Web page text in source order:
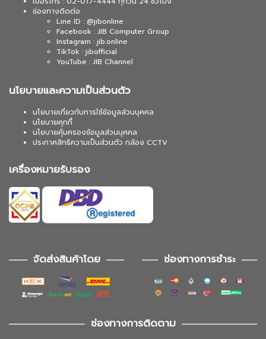
ช่องทางติดต่อ
Line ID : @jibonline
Facebook : JIB Computer Group
Instagram : jib.online
TikTok : jibofficial
YouTube : JIB Channel
นโยบายและความเป็นส่วนตัว
นโยบายเกี่ยวกับการใช้ข้อมูลส่วนบุคคล
นโยบายคุกกี้
นโยบายคุ้มครองข้อมูลส่วนบุคคล
ประกาศสิทธิความเป็นส่วนตัว กล้อง CCTV
เครื่องหมายรับรอง
จัดส่งสินค้าโดย ช่องทางการชำระ
ช่องทางการติดตาม